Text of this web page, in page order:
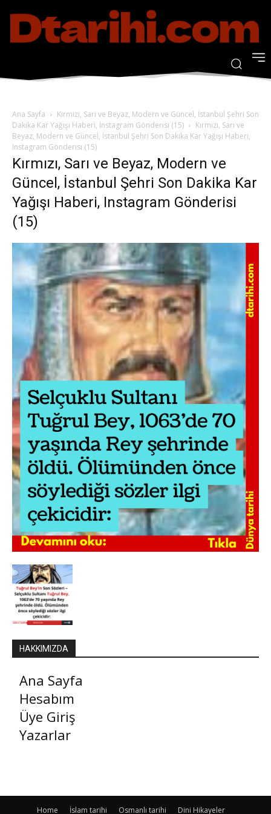
Ana Sayfa
Kırmızı, Sarı ve Beyaz, Modern ve Güncel, İstanbul Şehri Son
Dakika Kar Yağışı Haberi, Instagram Gönderisi (15)
Kırmızı, Sarı ve
Beyaz, Modern ve Güncel, İstanbul Şehri Son Dakika Kar Yağışı Haberi,
Instagram Gönderisi (15)
Kırmızı, Sarı ve Beyaz, Modern ve
Güncel, İstanbul Şehri Son Dakika Kar
Yağışı Haberi, Instagram Gönderisi
(15)
HAKKIMIZDA
Ana Sayfa
Hesabım
Üye Giriş
Yazarlar
Home İslam tarihi Osmanlı tarihi Dini Hikayeler